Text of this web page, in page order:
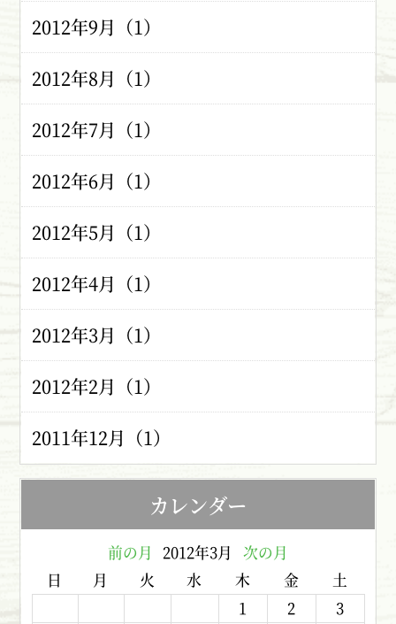
2012年9月（1）
2012年8月（1）
2012年7月（1）
2012年6月（1）
2012年5月（1）
2012年4月（1）
2012年3月（1）
2012年2月（1）
2011年12月（1）
カレンダー
前の月 2012年3月
次の月
日
月 火 水 木 金
土
1
2
3